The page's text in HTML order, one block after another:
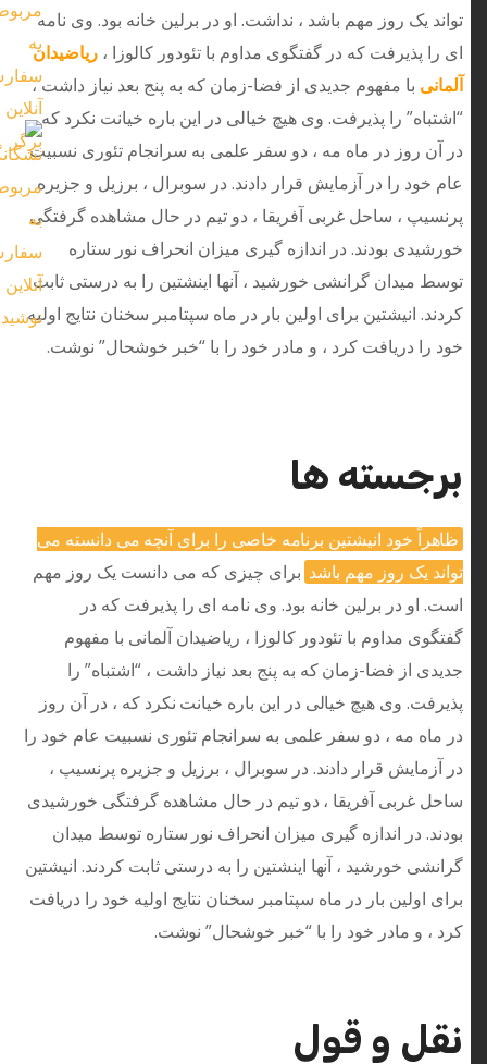
تواند یک روز مهم باشد ، نداشت. او در برلین خانه بود. وی نامه
ای را پذیرفت كه در گفتگوی مداوم با تئودور كالوزا ،ریاضیدان
آلمانیبا مفهوم جدیدی از فضا-زمان كه به پنج بعد نیاز داشت ،
“اشتباه” را پذیرفت. وی هیچ خیالی در این باره خیانت نکرد که ،
در آن روز در ماه مه ، دو سفر علمی به سرانجام تئوری نسبیت
عام خود را در آزمایش قرار دادند. در سوبرال ، برزیل و جزیره
پرنسیپ ، ساحل غربی آفریقا ، دو تیم در حال مشاهده گرفتگی
خورشیدی بودند. در اندازه گیری میزان انحراف نور ستاره
توسط میدان گرانشی خورشید ، آنها اینشتین را به درستی ثابت
کردند. انیشتین برای اولین بار در ماه سپتامبر سخنان نتایج اولیه
خود را دریافت کرد ، و مادر خود را با “خبر خوشحال” نوشت.
برجسته ها
ظاهراً خود انیشتین برنامه خاصی را برای آنچه می دانسته می
تواند یک روز مهم باشدبرای چیزی که می دانست یک روز مهم
است. او در برلین خانه بود. وی نامه ای را پذیرفت كه در
گفتگوی مداوم با تئودور كالوزا ، ریاضیدان آلمانی با مفهوم
جدیدی از فضا-زمان كه به پنج بعد نیاز داشت ، “اشتباه” را
پذیرفت. وی هیچ خیالی در این باره خیانت نکرد که ، در آن روز
در ماه مه ، دو سفر علمی به سرانجام تئوری نسبیت عام خود را
در آزمایش قرار دادند. در سوبرال ، برزیل و جزیره پرنسیپ ،
ساحل غربی آفریقا ، دو تیم در حال مشاهده گرفتگی خورشیدی
بودند. در اندازه گیری میزان انحراف نور ستاره توسط میدان
گرانشی خورشید ، آنها اینشتین را به درستی ثابت کردند. انیشتین
برای اولین بار در ماه سپتامبر سخنان نتایج اولیه خود را دریافت
کرد ، و مادر خود را با “خبر خوشحال” نوشت.
نقل و قول